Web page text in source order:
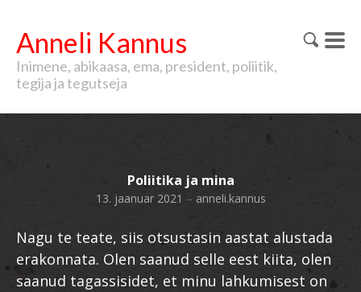
Anneli Kannus
Inimene, abikaasa, ema, president, poliitik,
tegija ja tegutseja
Poliitika ja mina
13. jaanuar 2021 – anneli.kannus
Nagu te teate, siis otsustasin aastat alustada
erakonnata. Olen saanud selle eest kiita, olen
saanud tagassisidet, et minu lahkumisest on